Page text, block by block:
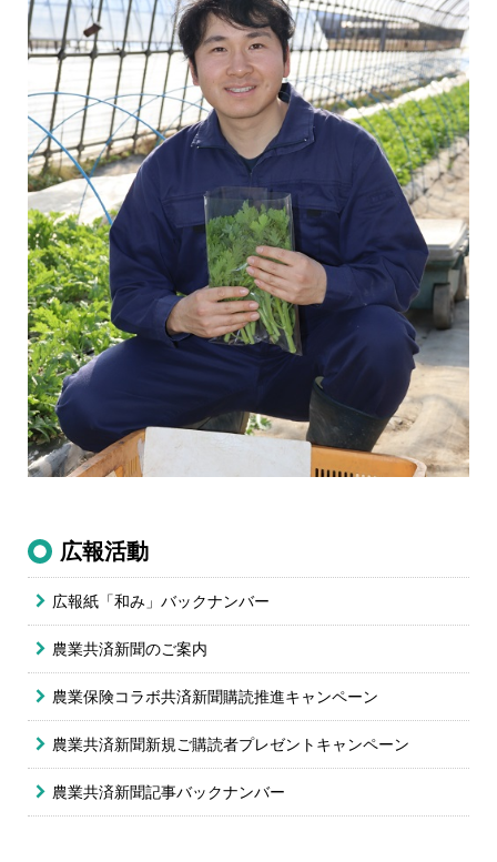
広報活動
広報紙「和み」バックナンバー
農業共済新聞のご案内
農業保険コラボ共済新聞購読推進キャンペーン
農業共済新聞新規ご購読者プレゼントキャンペーン
農業共済新聞記事バックナンバー